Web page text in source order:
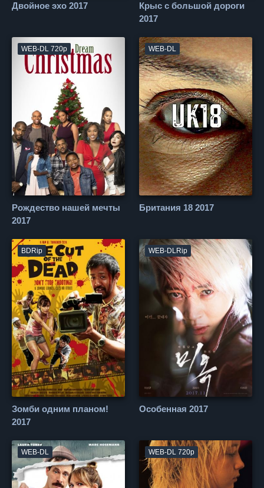
Двойное эхо 2017
Крыс с большой дороги
2017
WEB-DL 720p
Рождество нашей мечты
2017
WEB-DL
Британия 18 2017
BDRip
Зомби одним планом!
2017
WEB-DLRip
Особенная 2017
WEB-DL WEB-DL 720p